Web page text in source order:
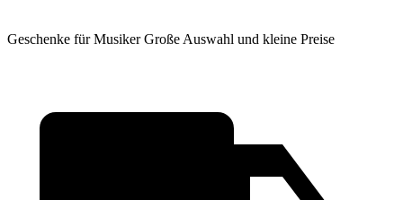
Geschenke für Musiker Große Auswahl und kleine Preise